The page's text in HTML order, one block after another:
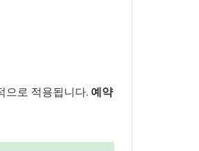
으로 적용됩니다. 예약